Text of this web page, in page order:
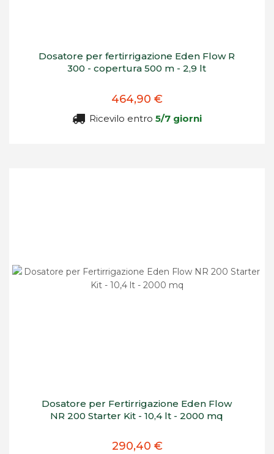
Dosatore per fertirrigazione Eden Flow R
300 - copertura 500 m - 2,9 lt
464,90 €
Ricevilo entro 5/7 giorni
Dosatore per Fertirrigazione Eden Flow
NR 200 Starter Kit - 10,4 lt - 2000 mq
290,40 €